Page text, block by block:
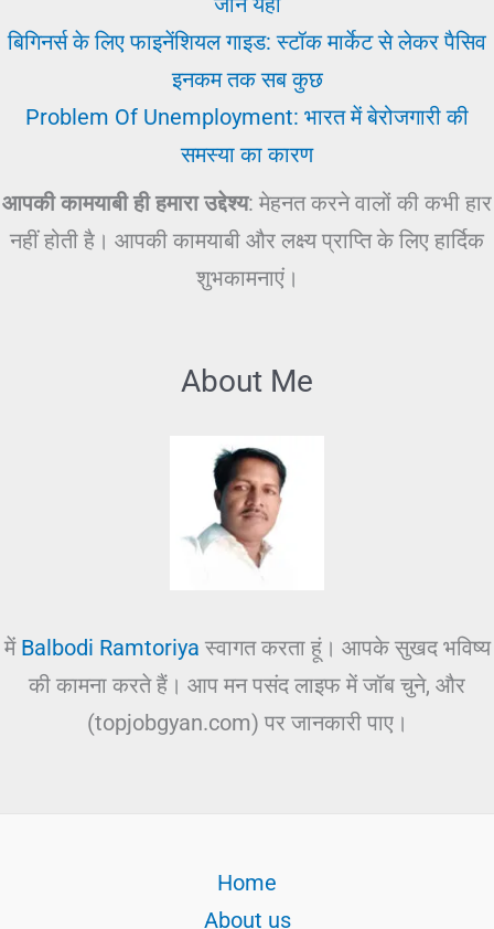
बिगिनर्स के लिए फाइनेंशियल गाइड: स्टॉक मार्केट से लेकर पैसिव
इनकम तक सब कुछ
Problem Of Unemployment: भारत में बेरोजगारी की
समस्या का कारण
आपकी कामयाबी ही हमारा उद्देश्य: मेहनत करने वालों की कभी हार
नहीं होती है। आपकी कामयाबी और लक्ष्य प्राप्ति के लिए हार्दिक
शुभकामनाएं।
About Me
में Balbodi Ramtoriya स्वागत करता हूं। आपके सुखद भविष्य
की कामना करते हैं। आप मन पसंद लाइफ में जॉब चुने, और
(topjobgyan.com) पर जानकारी पाए।
Home
About us